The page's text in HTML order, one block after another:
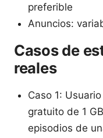
preferible
Anuncios:
Casos de
reales
Caso 1:
gratuito de 1
episodios de